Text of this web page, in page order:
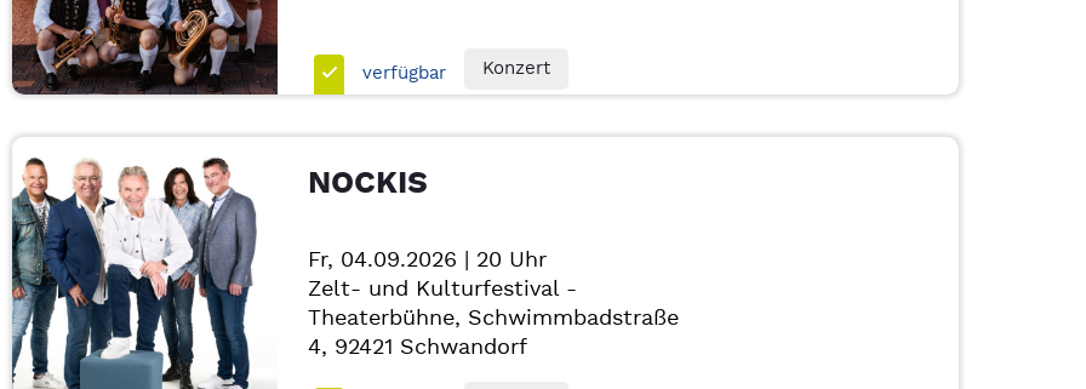
verfügbar Konzert
NOCKIS
Fr, 04.09.2026 | 20 Uhr
Zelt- und Kulturfestival -
Theaterbühne, Schwimmbadstraße
4, 92421 Schwandorf